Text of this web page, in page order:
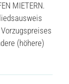
MIETERN.
(höhere)